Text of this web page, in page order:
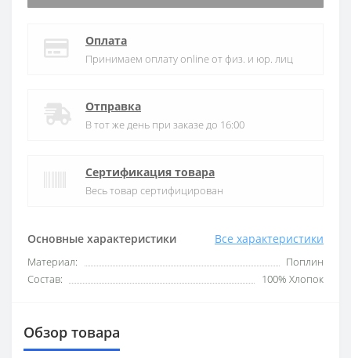
Основные характеристики Все характеристики
Материал:
Поплин
Состав:
100% Хлопок
Оплата
Принимаем оплату online от физ. и юр. лиц
Отправка
В тот же день при заказе до 16:00
Сертификация товара
Весь товар сертифицирован
Обзор товара